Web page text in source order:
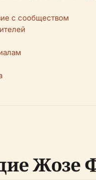
с сообществом
Жозе